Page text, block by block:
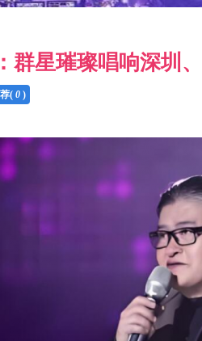
群星璀璨唱响深圳
(0 )